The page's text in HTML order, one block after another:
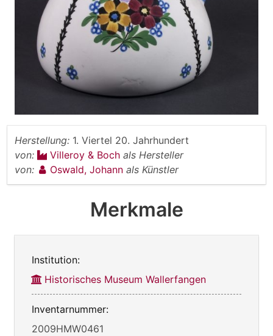
Herstellung: 1. Viertel 20. Jahrhundert
von:
Villeroy & Boch als Hersteller
von:
Oswald, Johann als Künstler
Merkmale
Institution:
Historisches Museum Wallerfangen
Inventarnummer:
2009HMW0461